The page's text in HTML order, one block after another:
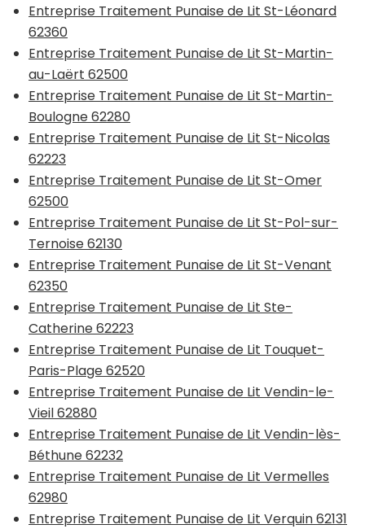
Entreprise Traitement Punaise de Lit St-Léonard
62360
Entreprise Traitement Punaise de Lit St-Martin-
au-Laërt 62500
Entreprise Traitement Punaise de Lit St-Martin-
Boulogne 62280
Entreprise Traitement Punaise de Lit St-Nicolas
62223
Entreprise Traitement Punaise de Lit St-Omer
62500
Entreprise Traitement Punaise de Lit St-Pol-sur-
Ternoise 62130
Entreprise Traitement Punaise de Lit St-Venant
62350
Entreprise Traitement Punaise de Lit Ste-
Catherine 62223
Entreprise Traitement Punaise de Lit Touquet-
Paris-Plage 62520
Entreprise Traitement Punaise de Lit Vendin-le-
Vieil 62880
Entreprise Traitement Punaise de Lit Vendin-lès-
Béthune 62232
Entreprise Traitement Punaise de Lit Vermelles
62980
Entreprise Traitement Punaise de Lit Verquin 62131